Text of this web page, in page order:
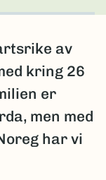
av
kring 26
er
men med
har vi